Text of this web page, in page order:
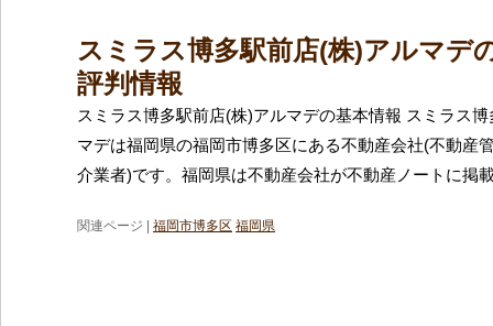
スミラス博多駅前店(株)アルマデ
評判情報
スミラス博多駅前店(株)アルマデの基本情報 スミラス
マデは福岡県の福岡市博多区にある不動産会社(不動産
介業者)です。福岡県は不動産会社が不動産ノートに掲
関連ページ | 福岡市博多区 福岡県